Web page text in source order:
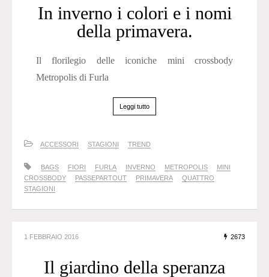
In inverno i colori e i nomi
della primavera.
Il florilegio delle iconiche mini crossbody
Metropolis di Furla
Leggi tutto
ACCESSORI STAGIONI TREND
BAGS FIORI FURLA INVERNO METROPOLIS
MINI
CROSSBODY
PASSEPARTOUT PRIMAVERA
QUATTRO
STAGIONI
1 FEBBRAIO 2016 2673
Il giardino della speranza